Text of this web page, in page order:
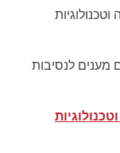
מענים לנסיבות